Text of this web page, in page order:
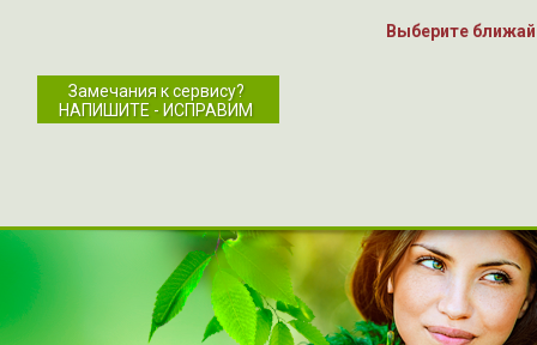
Выберите
Замечания к сервису?
НАПИШИТЕ - ИСПРАВИМ